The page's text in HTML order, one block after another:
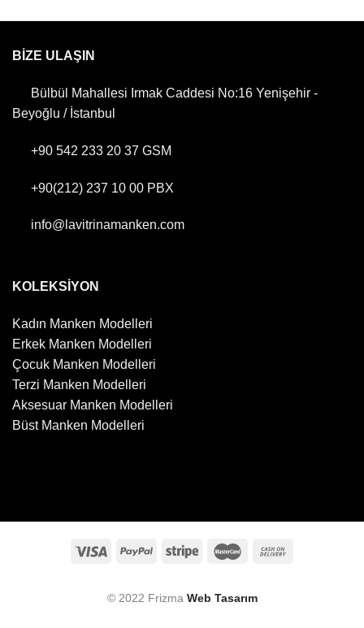
BİZE ULAŞIN
Bülbül Mahallesi Irmak Caddesi No:16 Yenişehir -
Beyoğlu / İstanbul
+90 542 233 20 37 GSM
+90(212) 237 10 00 PBX
info@lavitrinamanken.com
KOLEKSİYON
Kadın Manken Modelleri
Erkek Manken Modelleri
Çocuk Manken Modelleri
Terzi Manken Modelleri
Aksesuar Manken Modelleri
Büst Manken Modelleri
© 2022 Frizma Web Tasarım